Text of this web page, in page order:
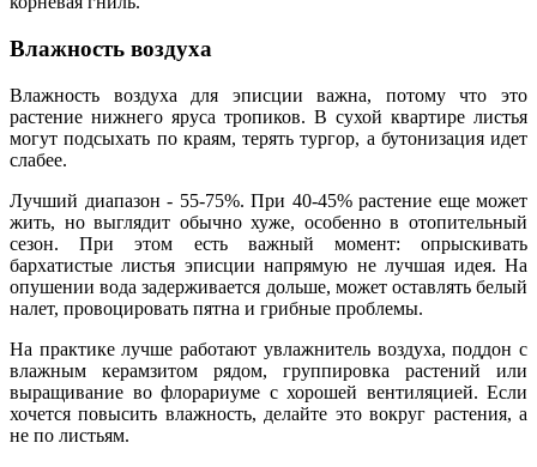
Влажность воздуха
Влажность воздуха для эписции важна, потому что это
растение нижнего яруса тропиков. В сухой квартире листья
могут подсыхать по краям, терять тургор, а бутонизация идет
слабее.
Лучший диапазон - 55-75%. При 40-45% растение еще может
жить, но выглядит обычно хуже, особенно в отопительный
сезон. При этом есть важный момент: опрыскивать
бархатистые листья эписции напрямую не лучшая идея. На
опушении вода задерживается дольше, может оставлять белый
налет, провоцировать пятна и грибные проблемы.
На практике лучше работают увлажнитель воздуха, поддон с
влажным керамзитом рядом, группировка растений или
выращивание во флорариуме с хорошей вентиляцией. Если
хочется повысить влажность, делайте это вокруг растения, а
не по листьям.